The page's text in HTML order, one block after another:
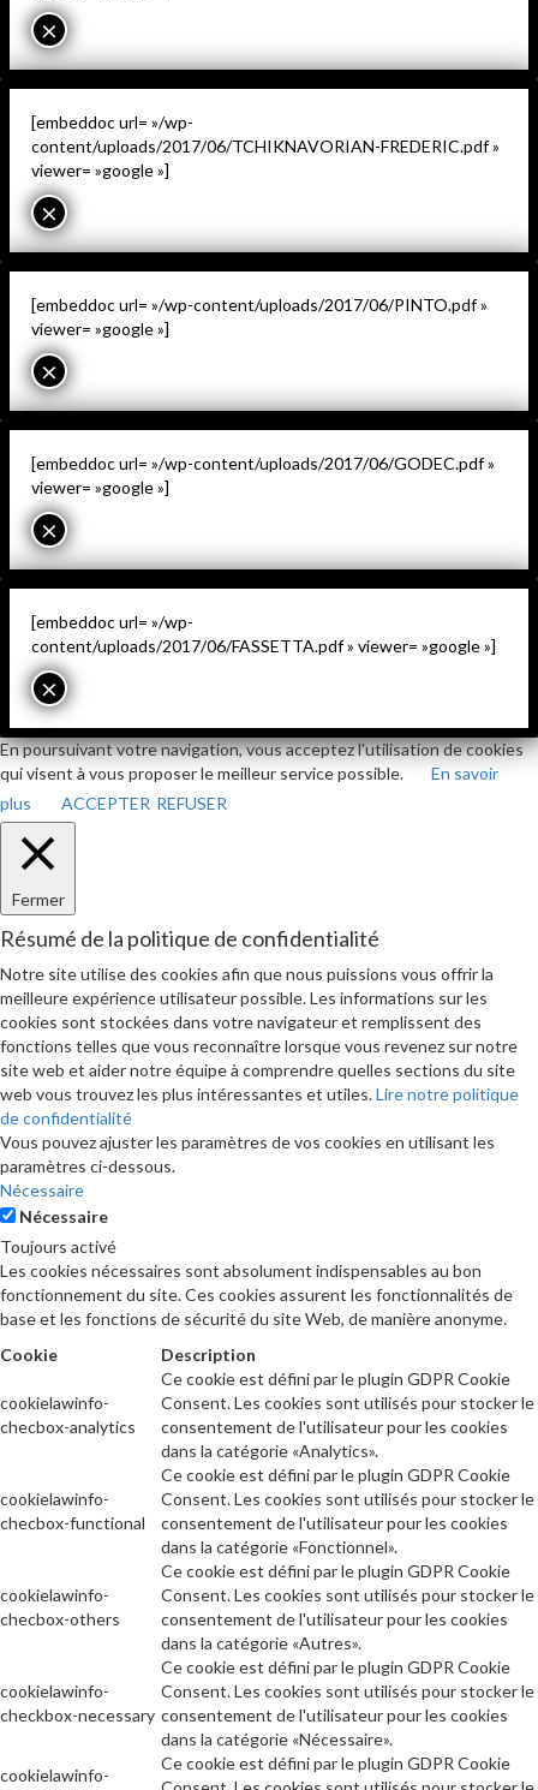
×
[embeddoc url= »/wp-
content/uploads/2017/06/TCHIKNAVORIAN-FREDERIC.pdf »
viewer= »google »]
×
[embeddoc url= »/wp-content/uploads/2017/06/PINTO.pdf »
viewer= »google »]
×
[embeddoc url= »/wp-content/uploads/2017/06/GODEC.pdf »
viewer= »google »]
×
[embeddoc url= »/wp-
content/uploads/2017/06/FASSETTA.pdf » viewer= »google »]
×
En poursuivant votre navigation, vous acceptez l'utilisation de cookies
qui visent à vous proposer le meilleur service possible.
En savoir
plus
ACCEPTER REFUSER
Fermer
Résumé de la politique de confidentialité
Notre site utilise des cookies afin que nous puissions vous offrir la
meilleure expérience utilisateur possible. Les informations sur les
cookies sont stockées dans votre navigateur et remplissent des
fonctions telles que vous reconnaître lorsque vous revenez sur notre
site web et aider notre équipe à comprendre quelles sections du site
web vous trouvez les plus intéressantes et utiles.Lire notre politique
de confidentialité
Vous pouvez ajuster les paramètres de vos cookies en utilisant les
paramètres ci-dessous.
Nécessaire
Nécessaire
Toujours activé
Les cookies nécessaires sont absolument indispensables au bon
fonctionnement du site. Ces cookies assurent les fonctionnalités de
base et les fonctions de sécurité du site Web, de manière anonyme.
Cookie
Description
cookielawinfo-
checbox-analytics
Ce cookie est défini par le plugin GDPR Cookie
Consent. Les cookies sont utilisés pour stocker le
consentement de l'utilisateur pour les cookies
dans la catégorie «Analytics».
cookielawinfo-
checbox-functional
Ce cookie est défini par le plugin GDPR Cookie
Consent. Les cookies sont utilisés pour stocker le
consentement de l'utilisateur pour les cookies
dans la catégorie «Fonctionnel».
cookielawinfo-
checbox-others
Ce cookie est défini par le plugin GDPR Cookie
Consent. Les cookies sont utilisés pour stocker le
consentement de l'utilisateur pour les cookies
dans la catégorie «Autres».
cookielawinfo-
checkbox-necessary
Ce cookie est défini par le plugin GDPR Cookie
Consent. Les cookies sont utilisés pour stocker le
consentement de l'utilisateur pour les cookies
dans la catégorie «Nécessaire».
cookielawinfo-
Ce cookie est défini par le plugin GDPR Cookie